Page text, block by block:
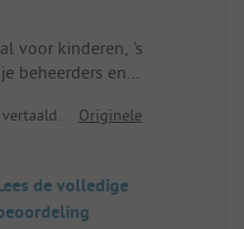
voor kinderen, 's
beheerders en
en de tentOriginele
de volledige